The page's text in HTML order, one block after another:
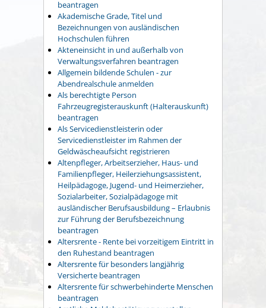
beantragen
Akademische Grade, Titel und
Bezeichnungen von ausländischen
Hochschulen führen
Akteneinsicht in und außerhalb von
Verwaltungsverfahren beantragen
Allgemein bildende Schulen - zur
Abendrealschule anmelden
Als berechtigte Person
Fahrzeugregisterauskunft (Halterauskunft)
beantragen
Als Servicedienstleisterin oder
Servicedienstleister im Rahmen der
Geldwäscheaufsicht registrieren
Altenpfleger, Arbeitserzieher, Haus- und
Familienpfleger, Heilerziehungsassistent,
Heilpädagoge, Jugend- und Heimerzieher,
Sozialarbeiter, Sozialpädagoge mit
ausländischer Berufsausbildung – Erlaubnis
zur Führung der Berufsbezeichnung
beantragen
Altersrente - Rente bei vorzeitigem Eintritt in
den Ruhestand beantragen
Altersrente für besonders langjährig
Versicherte beantragen
Altersrente für schwerbehinderte Menschen
beantragen